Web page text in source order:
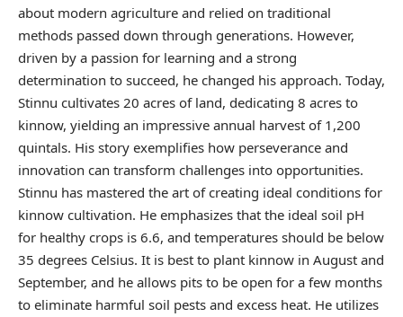
about modern agriculture and relied on traditional
methods passed down through generations. However,
driven by a passion for learning and a strong
determination to succeed, he changed his approach. Today,
Stinnu cultivates 20 acres of land, dedicating 8 acres to
kinnow, yielding an impressive annual harvest of 1,200
quintals. His story exemplifies how perseverance and
innovation can transform challenges into opportunities.
Stinnu has mastered the art of creating ideal conditions for
kinnow cultivation. He emphasizes that the ideal soil pH
for healthy crops is 6.6, and temperatures should be below
35 degrees Celsius. It is best to plant kinnow in August and
September, and he allows pits to be open for a few months
to eliminate harmful soil pests and excess heat. He utilizes